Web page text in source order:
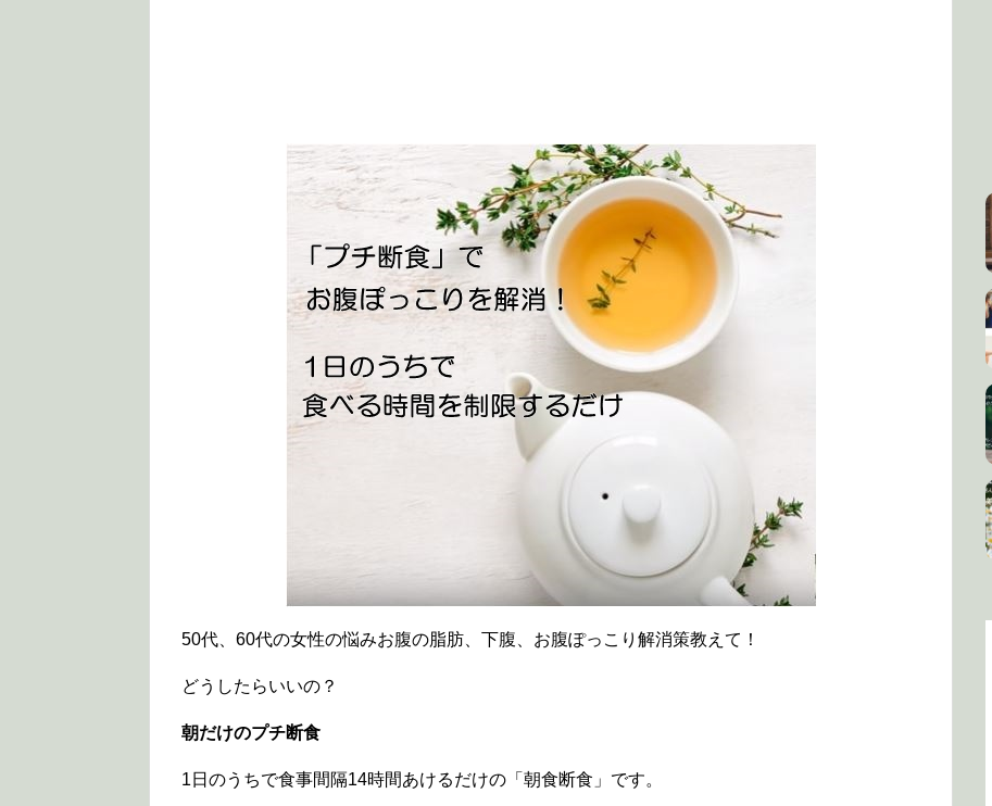
50代、60代の女性の悩みお腹の脂肪、下腹、お腹ぽっこり解消策教えて！
どうしたらいいの？
朝だけのプチ断食
1日のうちで食事間隔14時間あけるだけの「朝食断食」です。